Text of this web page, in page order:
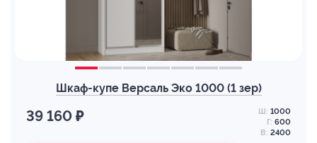
Шкаф-купе Версаль Эко 1000 (1 зер)
39 160 ₽ Ш: 1000
Г: 600
В: 2400